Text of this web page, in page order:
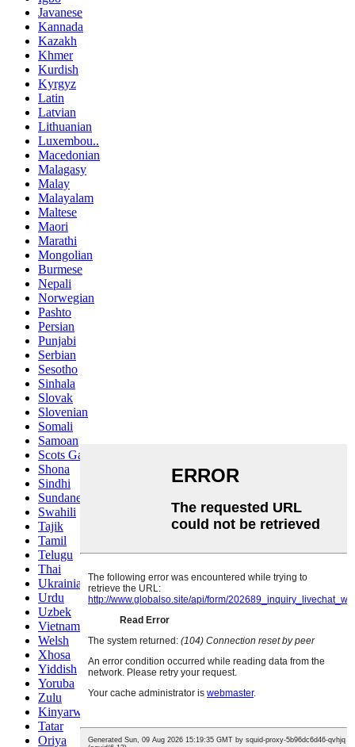
Javanese
Kannada
Kazakh
Khmer
Kurdish
Kyrgyz
Latin
Latvian
Lithuanian
Luxembou..
Macedonian
Malagasy
Malay
Malayalam
Maltese
Maori
Marathi
Mongolian
Burmese
Nepali
Norwegian
Pashto
Persian
Punjabi
Serbian
Sesotho
Sinhala
Slovak
Slovenian
Somali
Samoan
Scots Gaelic
Shona
Sindhi
Sundanese
Swahili
Tajik
Tamil
Telugu
Thai
Ukrainian
Urdu
Uzbek
Vietnamese
Welsh
Xhosa
Yiddish
Yoruba
Zulu
Kinyarwanda
Tatar
Oriya